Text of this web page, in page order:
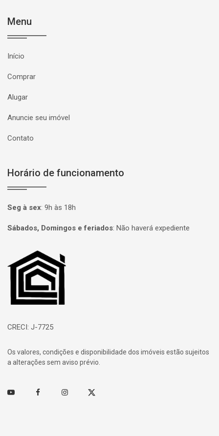
Menu
Início
Comprar
Alugar
Anuncie seu imóvel
Contato
Horário de funcionamento
Seg à sex: 9h às 18h
Sábados, Domingos e feriados: Não haverá expediente
Página inicial
CRECI: J-7725
Os valores, condições e disponibilidade dos imóveis estão sujeitos
a alterações sem aviso prévio.
Youtube FacebookInstagramTwitter